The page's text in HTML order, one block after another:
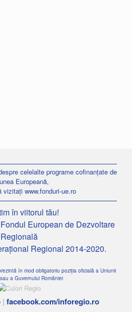
celelalte programe cofinanțate de
Europeană,
vizitați www.fonduri-ue.ro
în viitorul tău!
European de Dezvoltare
Regională
Regional 2014-2020.
în mod obligatoriu poziția oficială a Uniunii
a Guvernului României
| facebook.com/inforegio.ro